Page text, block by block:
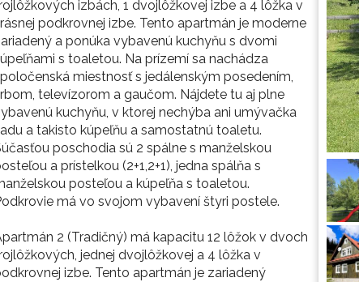
izbách, 1 dvojlôžkovej izbe a 4 lôžka v
podkrovnej izbe. Tento apartmán je moderne
a ponúka vybavenú kuchyňu s dvomi
s toaletou. Na prízemí sa nachádza
miestnosť s jedálenským posedením,
televízorom a gaučom. Nájdete tu aj plne
kuchyňu, v ktorej nechýba ani umývačka
a takisto kúpeľňu a samostatnú toaletu.
poschodia sú 2 spálne s manželskou
a prístelkou (2+1,2+1), jedna spálňa s
posteľou a kúpeľňa s toaletou.
má vo svojom vybavení štyri postele.
2 (Tradičný) má kapacitu 12 lôžok v dvoch
jednej dvojlôžkovej a 4 lôžka v
izbe. Tento apartmán je zariadený